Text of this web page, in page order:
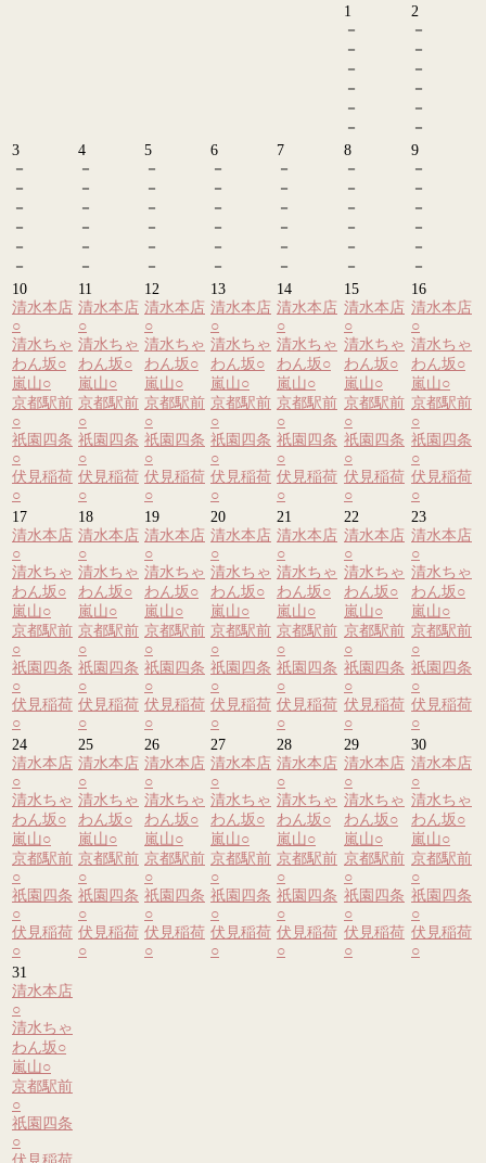
1
－
－
－
－
－
－
2
－
－
－
－
－
－
3
－
－
－
－
－
－
4
－
－
－
－
－
－
5
－
－
－
－
－
－
6
－
－
－
－
－
－
7
－
－
－
－
－
－
8
－
－
－
－
－
－
9
－
－
－
－
－
－
10
清水本店
○
清水ちゃ
わん坂○
嵐山○
京都駅前
○
祇園四条
○
伏見稲荷
○
11
清水本店
○
清水ちゃ
わん坂○
嵐山○
京都駅前
○
祇園四条
○
伏見稲荷
○
12
清水本店
○
清水ちゃ
わん坂○
嵐山○
京都駅前
○
祇園四条
○
伏見稲荷
○
13
清水本店
○
清水ちゃ
わん坂○
嵐山○
京都駅前
○
祇園四条
○
伏見稲荷
○
14
清水本店
○
清水ちゃ
わん坂○
嵐山○
京都駅前
○
祇園四条
○
伏見稲荷
○
15
清水本店
○
清水ちゃ
わん坂○
嵐山○
京都駅前
○
祇園四条
○
伏見稲荷
○
16
清水本店
○
清水ちゃ
わん坂○
嵐山○
京都駅前
○
祇園四条
○
伏見稲荷
○
17
清水本店
○
清水ちゃ
わん坂○
嵐山○
京都駅前
○
祇園四条
○
伏見稲荷
○
18
清水本店
○
清水ちゃ
わん坂○
嵐山○
京都駅前
○
祇園四条
○
伏見稲荷
○
19
清水本店
○
清水ちゃ
わん坂○
嵐山○
京都駅前
○
祇園四条
○
伏見稲荷
○
20
清水本店
○
清水ちゃ
わん坂○
嵐山○
京都駅前
○
祇園四条
○
伏見稲荷
○
21
清水本店
○
清水ちゃ
わん坂○
嵐山○
京都駅前
○
祇園四条
○
伏見稲荷
○
22
清水本店
○
清水ちゃ
わん坂○
嵐山○
京都駅前
○
祇園四条
○
伏見稲荷
○
23
清水本店
○
清水ちゃ
わん坂○
嵐山○
京都駅前
○
祇園四条
○
伏見稲荷
○
24
清水本店
○
清水ちゃ
わん坂○
嵐山○
京都駅前
○
祇園四条
○
伏見稲荷
○
25
清水本店
○
清水ちゃ
わん坂○
嵐山○
京都駅前
○
祇園四条
○
伏見稲荷
○
26
清水本店
○
清水ちゃ
わん坂○
嵐山○
京都駅前
○
祇園四条
○
伏見稲荷
○
27
清水本店
○
清水ちゃ
わん坂○
嵐山○
京都駅前
○
祇園四条
○
伏見稲荷
○
28
清水本店
○
清水ちゃ
わん坂○
嵐山○
京都駅前
○
祇園四条
○
伏見稲荷
○
29
清水本店
○
清水ちゃ
わん坂○
嵐山○
京都駅前
○
祇園四条
○
伏見稲荷
○
30
清水本店
○
清水ちゃ
わん坂○
嵐山○
京都駅前
○
祇園四条
○
伏見稲荷
○
31
清水本店
○
清水ちゃ
わん坂○
嵐山○
京都駅前
○
祇園四条
○